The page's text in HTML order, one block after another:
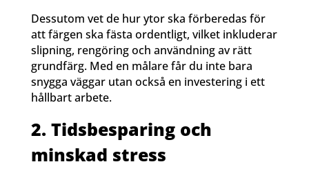
Dessutom vet de hur ytor ska förberedas för
att färgen ska fästa ordentligt, vilket inkluderar
slipning, rengöring och användning av rätt
grundfärg. Med en målare får du inte bara
snygga väggar utan också en investering i ett
hållbart arbete.
2. Tidsbesparing och
minskad stress